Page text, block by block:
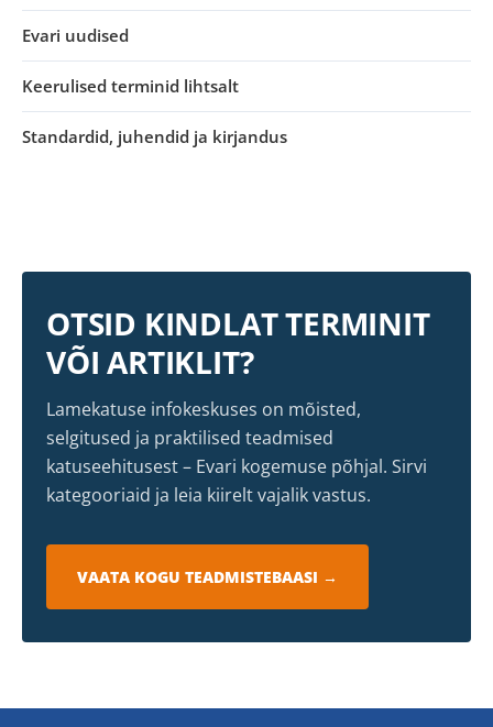
Evari uudised
Keerulised terminid lihtsalt
Standardid, juhendid ja kirjandus
OTSID KINDLAT TERMINIT
VÕI ARTIKLIT?
Lamekatuse infokeskuses on mõisted,
selgitused ja praktilised teadmised
katuseehitusest – Evari kogemuse põhjal. Sirvi
kategooriaid ja leia kiirelt vajalik vastus.
VAATA KOGU TEADMISTEBAASI →